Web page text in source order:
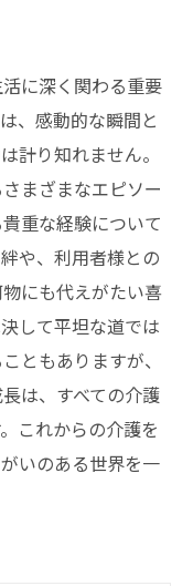
に深く関わる重要
、感動的な瞬間と
計り知れません。
まざまなエピソー
重な経験について
や、利用者様との
にも代えがたい喜
して平坦な道では
ともありますが、
は、すべての介護
これからの介護を
いのある世界を一